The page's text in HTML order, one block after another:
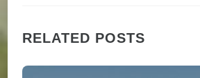
RELATED POSTS